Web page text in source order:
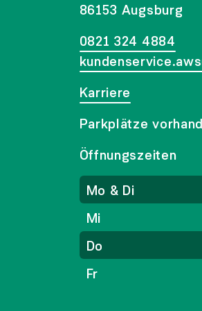
86153 Augsburg
0821 324 4884
Karriere
Parkplätze
Öffnungszeiten
Mo & Di
Mi
Do
Fr